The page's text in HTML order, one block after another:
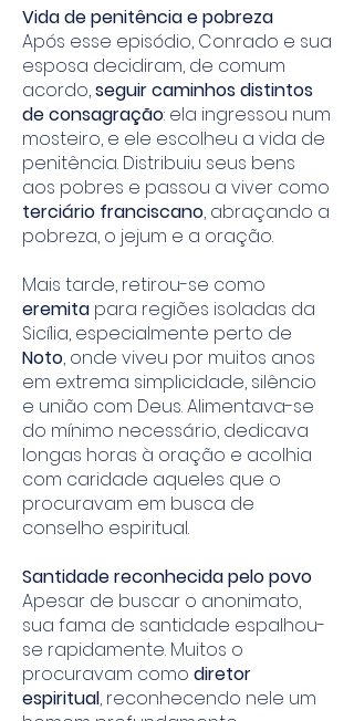
Vida de penitência e pobreza
Após esse episódio, Conrado e sua
esposa decidiram, de comum
acordo,seguir caminhos distintos
de consagração: ela ingressou num
mosteiro, e ele escolheu a vida de
penitência. Distribuiu seus bens
aos pobres e passou a viver como
terciário franciscano, abraçando a
pobreza, o jejum e a oração.
Mais tarde, retirou-se como
eremita para regiões isoladas da
Sicília, especialmente perto de
Noto, onde viveu por muitos anos
em extrema simplicidade, silêncio
e união com Deus. Alimentava-se
do mínimo necessário, dedicava
longas horas à oração e acolhia
com caridade aqueles que o
procuravam em busca de
conselho espiritual.
Santidade reconhecida pelo povo
Apesar de buscar o anonimato,
sua fama de santidade espalhou-
se rapidamente. Muitos o
procuravam como diretor
espiritual, reconhecendo nele um